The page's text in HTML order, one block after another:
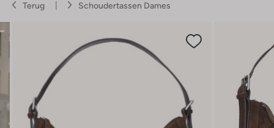
Terug Schoudertassen Dames